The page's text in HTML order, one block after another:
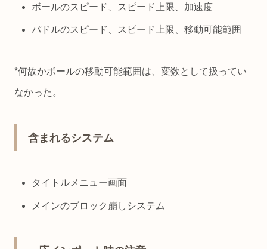
ボールのスピード、スピード上限、加速度
パドルのスピード、スピード上限、移動可能範囲
*何故かボールの移動可能範囲は、変数として扱ってい
なかった。
含まれるシステム
タイトルメニュー画面
メインのブロック崩しシステム